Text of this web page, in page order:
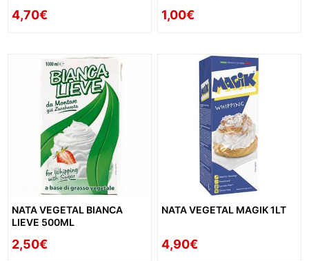
4,70€ 1,00€
NATA VEGETAL BIANCA
LIEVE 500ML
2,50€
NATA VEGETAL MAGIK 1LT
4,90€